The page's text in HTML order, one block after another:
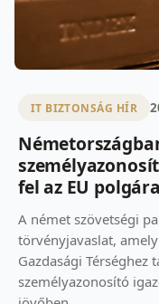
IT BIZTONSÁG HÍR
fel az EU
A német szövetségi
törvényjavaslat,
Gazdasági
személyazonosító